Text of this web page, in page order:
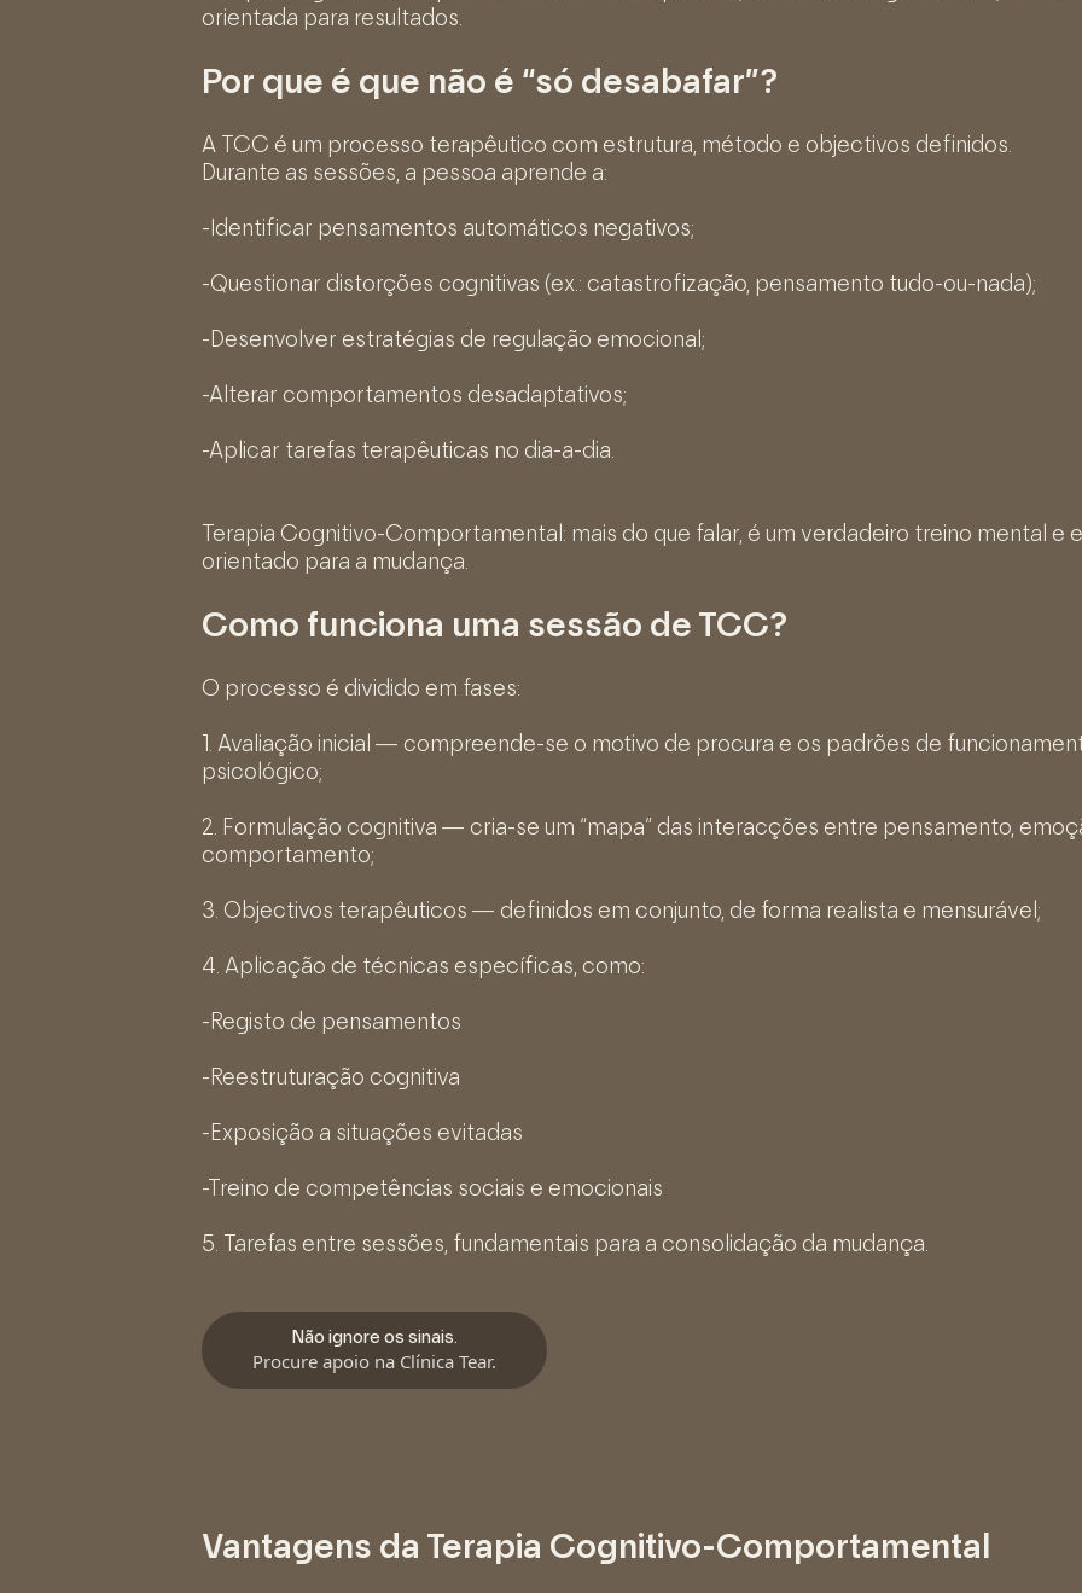
orientada para resultados.
Por que é que não é “só desabafar”?
A TCC é um processo terapêutico com estrutura, método e objectivos definidos.
Durante as sessões, a pessoa aprende a:
-Identificar pensamentos automáticos negativos;
-Questionar distorções cognitivas (ex.: catastrofização, pensamento tudo-ou-nada);
-Desenvolver estratégias de regulação emocional;
-Alterar comportamentos desadaptativos;
-Aplicar tarefas terapêuticas no dia-a-dia.
Terapia Cognitivo-Comportamental: mais do que falar, é um verdadeiro treino mental e
orientado para a mudança.
Como funciona uma sessão de TCC?
O processo é dividido em fases:
1. Avaliação inicial — compreende-se o motivo de procura e os padrões de
psicológico;
2. Formulação cognitiva — cria-se um “mapa” das interacções entre pensamento,
comportamento;
3. Objectivos terapêuticos — definidos em conjunto, de forma realista e mensurável;
4. Aplicação de técnicas específicas, como:
-Registo de pensamentos
-Reestruturação cognitiva
-Exposição a situações evitadas
-Treino de competências sociais e emocionais
5. Tarefas entre sessões, fundamentais para a consolidação da mudança.
Não ignore os sinais.
Procure apoio na Clínica Tear.
Vantagens da Terapia Cognitivo-Comportamental